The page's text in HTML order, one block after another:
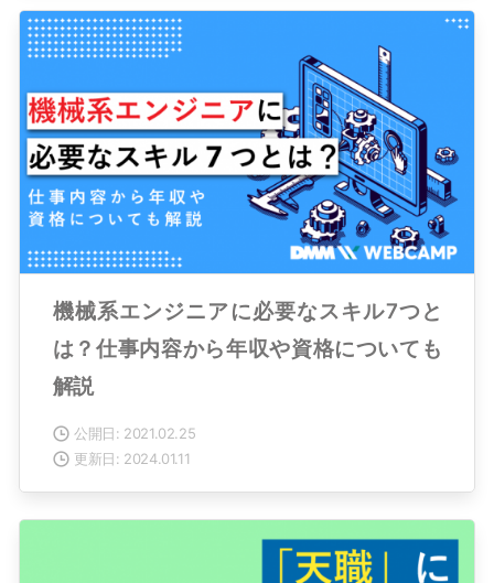
機械系エンジニアに必要なスキル7つと
は？仕事内容から年収や資格についても
解説
公開日: 2021.02.25
更新日: 2024.01.11